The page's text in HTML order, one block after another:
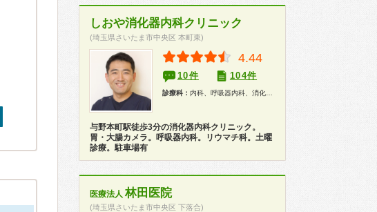
しおや消化器内科クリニック
(埼玉県さいたま市中央区 本町東)
4.44
10件 104件
診療科： 内科、呼吸器内科、消化器内科、胃腸科、リウマチ科、内視鏡
与野本町駅徒歩3分の消化器内科クリニック。
胃・大腸カメラ。呼吸器内科。リウマチ科。土曜
診療。駐車場有
医療法人林田医院
(埼玉県さいたま市中央区 下落合)